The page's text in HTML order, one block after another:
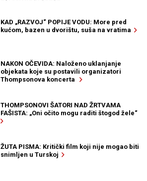
KAD „RAZVOJ“ POPIJE VODU: More pred
kućom, bazen u dvorištu, suša na vratima
NAKON OČEVIDA: Naloženo uklanjanje
objekata koje su postavili organizatori
Thompsonova koncerta
THOMPSONOVI ŠATORI NAD ŽRTVAMA
FAŠISTA: „Oni očito mogu raditi štogod žele“
ŽUTA PISMA: Kritički film koji nije mogao biti
snimljen u Turskoj